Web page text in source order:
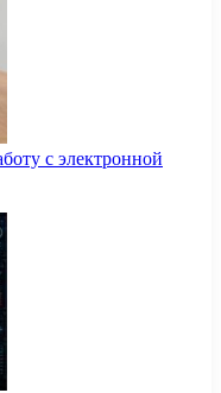
с электронной